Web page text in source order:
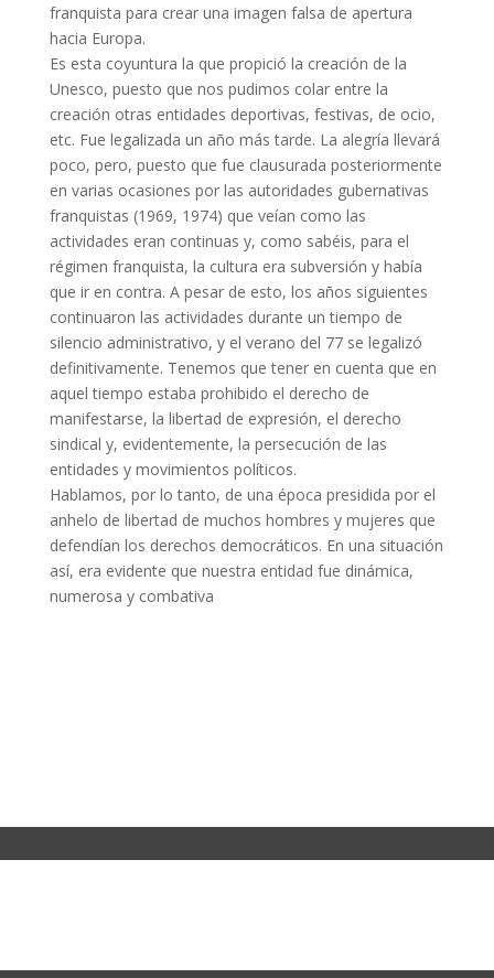
franquista para crear una imagen falsa de apertura
hacia Europa.
Es esta coyuntura la que propició la creación de la
Unesco, puesto que nos pudimos colar entre la
creación otras entidades deportivas, festivas, de ocio,
etc. Fue legalizada un año más tarde. La alegría llevará
poco, pero, puesto que fue clausurada posteriormente
en varias ocasiones por las autoridades gubernativas
franquistas (1969, 1974) que veían como las
actividades eran continuas y, como sabéis, para el
régimen franquista, la cultura era subversión y había
que ir en contra. A pesar de esto, los años siguientes
continuaron las actividades durante un tiempo de
silencio administrativo, y el verano del 77 se legalizó
definitivamente. Tenemos que tener en cuenta que en
aquel tiempo estaba prohibido el derecho de
manifestarse, la libertad de expresión, el derecho
sindical y, evidentemente, la persecución de las
entidades y movimientos políticos.
Hablamos, por lo tanto, de una época presidida por el
anhelo de libertad de muchos hombres y mujeres que
defendían los derechos democráticos. En una situación
así, era evidente que nuestra entidad fue dinámica,
numerosa y combativa